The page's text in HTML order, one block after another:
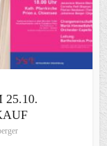
25.10.